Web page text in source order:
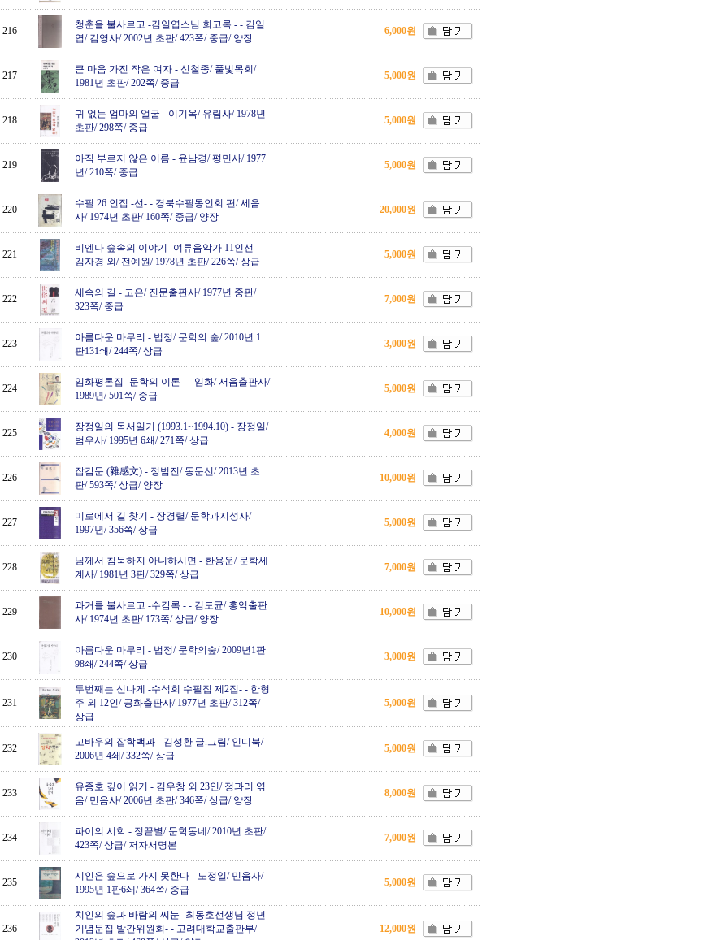
216
청춘을 불사르고 -김일엽스님 회고록 -- 김일
엽/ 김영사/ 2002년 초판/ 423쪽/ 중급/ 양장
6,000원
217
큰 마음 가진 작은 여자- 신철종/ 풀빛목회/
1981년 초판/ 202쪽/ 중급
5,000원
218
귀 없는 엄마의 얼굴 - 이기옥/ 유림사/ 1978년
초판/ 298쪽/ 중급
5,000원
219
아직 부르지 않은 이름 - 윤남경/ 평민사/ 1977
년/ 210쪽/ 중급
5,000원
220
수필 26 인집 -선-- 경북수필동인회 편/ 세음
사/ 1974년 초판/ 160쪽/ 중급/ 양장
20,000원
221
비엔나 숲속의 이야기 -여류음악가 11인선--
김자경 외/ 전예원/ 1978년 초판/ 226쪽/ 상급
5,000원
222
세속의 길 - 고은/ 진문출판사/ 1977년 중판/
323쪽/ 중급
7,000원
223
아름다운 마무리 - 법정/ 문학의 숲/ 2010년 1
판131쇄/ 244쪽/ 상급
3,000원
224
임화평론집 -문학의 이론 -- 임화/ 서음출판사/
1989년/ 501쪽/ 중급
5,000원
225
장정일의 독서일기 (1993.1~1994.10)- 장정일/
범우사/ 1995년 6쇄/ 271쪽/ 상급
4,000원
226
잡감문 (雜感文)- 정범진/ 동문선/ 2013년 초
판/ 593쪽/ 상급/ 양장
10,000원
227
미로에서 길 찾기 - 장경렬/ 문학과지성사/
1997년/ 356쪽/ 상급
5,000원
228
님께서 침묵하지 아니하시면 - 한용운/ 문학세
계사/ 1981년 3판/ 329쪽/ 상급
7,000원
229
과거를 불사르고 -수감록 -- 김도균/ 홍익출판
사/ 1974년 초판/ 173쪽/ 상급/ 양장
10,000원
230
아름다운 마무리 - 법정/ 문학의숲/ 2009년1판
98쇄/ 244쪽/ 상급
3,000원
231
두번째는 신나게 -수석회 수필집 제2집-- 한형
주 외 12인/ 공화출판사/ 1977년 초판/ 312쪽/
상급
5,000원
232
고바우의 잡학백과- 김성환 글.그림/ 인디북/
2006년 4쇄/ 332쪽/ 상급
5,000원
233
유종호 깊이 읽기 - 김우창 외 23인/ 정과리 엮
음/ 민음사/ 2006년 초판/ 346쪽/ 상급/ 양장
8,000원
234
파이의 시학- 정끝별/ 문학동네/ 2010년 초판/
423쪽/ 상급/ 저자서명본
7,000원
235
시인은 숲으로 가지 못한다- 도정일/ 민음사/
1995년 1판6쇄/ 364쪽/ 중급
5,000원
236
치인의 숲과 바람의 씨눈 -최동호선생님 정년
기념문집 발간위원회-- 고려대학교출판부/
12,000원